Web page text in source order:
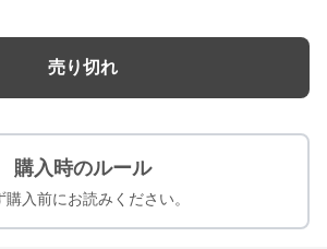
売り切れ
購入時のルール
購入前にお読みください。